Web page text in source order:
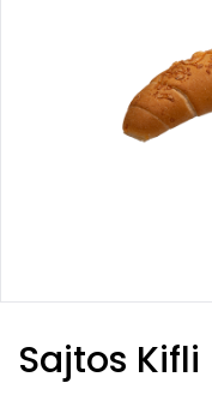
Sajtos Kifli